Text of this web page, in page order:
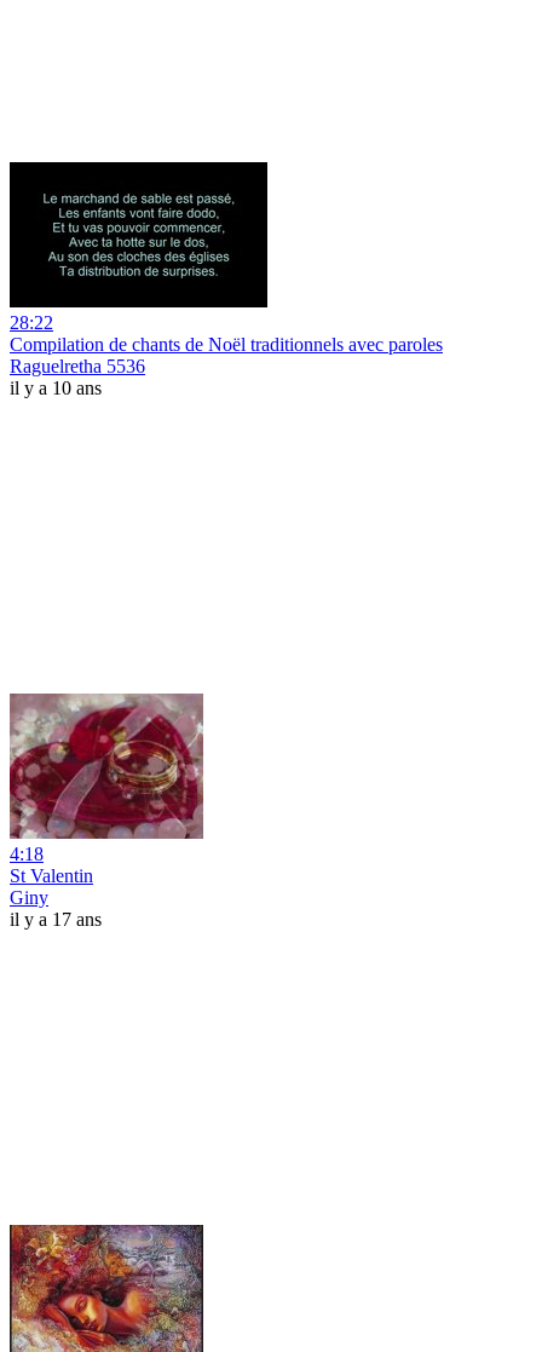
28:22
Compilation de chants de Noël traditionnels avec paroles
Raguelretha 5536
il y a 10 ans
4:18
St Valentin
Giny
il y a 17 ans